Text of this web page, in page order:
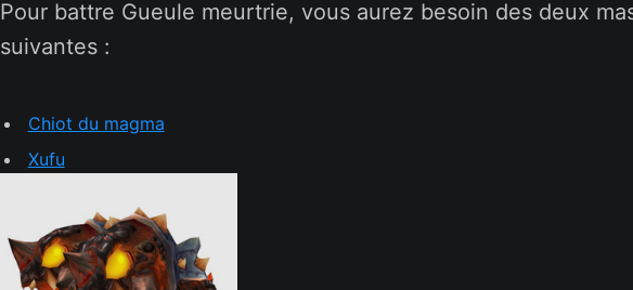
Pour battre Gueule meurtrie, vous aurez besoin des deux
suivantes :
Chiot du magma
Xufu